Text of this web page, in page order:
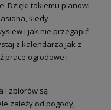
Dzięki takiemu planowi
kiedy
i jak nie przegapić
z kalendarza jak z
prace ogrodowe i
i zbiorów są
zależy od pogody,